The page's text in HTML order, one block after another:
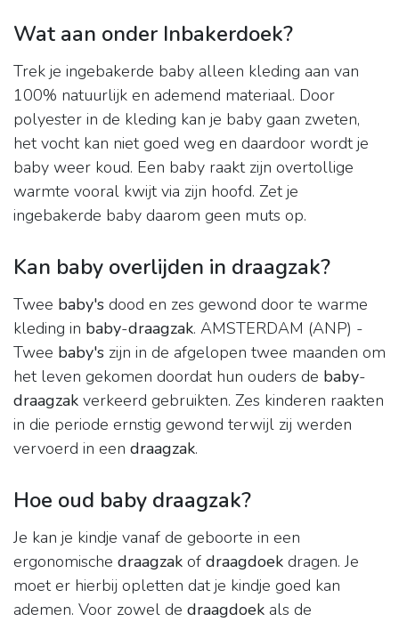
Wat aan onder Inbakerdoek?
Trek je ingebakerde baby alleen kleding aan van
100% natuurlijk en ademend materiaal. Door
polyester in de kleding kan je baby gaan zweten,
het vocht kan niet goed weg en daardoor wordt je
baby weer koud. Een baby raakt zijn overtollige
warmte vooral kwijt via zijn hoofd. Zet je
ingebakerde baby daarom geen muts op.
Kan baby overlijden in draagzak?
Twee baby's dood en zes gewond door te warme
kleding in baby-draagzak. AMSTERDAM (ANP) -
Twee baby's zijn in de afgelopen twee maanden om
het leven gekomen doordat hun ouders de baby-
draagzak verkeerd gebruikten. Zes kinderen raakten
in die periode ernstig gewond terwijl zij werden
vervoerd in een draagzak.
Hoe oud baby draagzak?
Je kan je kindje vanaf de geboorte in een
ergonomische draagzak of draagdoek dragen. Je
moet er hierbij opletten dat je kindje goed kan
ademen. Voor zowel de draagdoek als de